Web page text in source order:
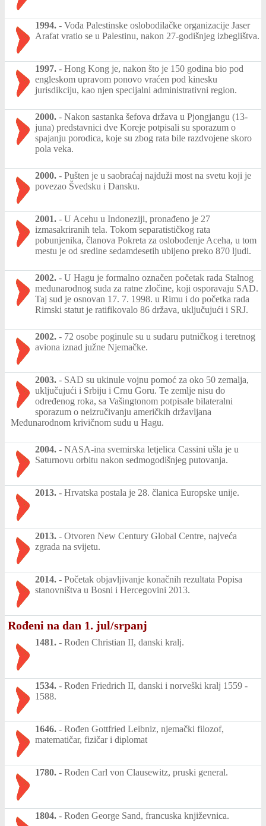
1994. - Vođa Palestinske oslobodilačke organizacije Jaser
Arafat vratio se u Palestinu, nakon 27-godišnjeg izbeglištva.
1997. - Hong Kong je, nakon što je 150 godina bio pod
engleskom upravom ponovo vraćen pod kinesku
jurisdikciju, kao njen specijalni administrativni region.
2000. - Nakon sastanka šefova država u Pjongjangu (13-
juna) predstavnici dve Koreje potpisali su sporazum o
spajanju porodica, koje su zbog rata bile razdvojene skoro
pola veka.
2000. - Pušten je u saobraćaj najduži most na svetu koji je
povezao Švedsku i Dansku.
2001. - U Acehu u Indoneziji, pronađeno je 27
izmasakriranih tela. Tokom separatističkog rata
pobunjenika, članova Pokreta za oslobođenje Aceha, u tom
mestu je od sredine sedamdesetih ubijeno preko 870 ljudi.
2002. - U Hagu je formalno označen početak rada Stalnog
međunarodnog suda za ratne zločine, koji osporavaju SAD.
Taj sud je osnovan 17. 7. 1998. u Rimu i do početka rada
Rimski statut je ratifikovalo 86 država, uključujući i SRJ.
2002. - 72 osobe poginule su u sudaru putničkog i teretnog
aviona iznad južne Njemačke.
2003. - SAD su ukinule vojnu pomoć za oko 50 zemalja,
uključujući i Srbiju i Crnu Goru. Te zemlje nisu do
određenog roka, sa Vašingtonom potpisale bilateralni
sporazum o neizručivanju američkih državljana
Međunarodnom krivičnom sudu u Hagu.
2004. - NASA-ina svemirska letjelica Cassini ušla je u
Saturnovu orbitu nakon sedmogodišnjeg putovanja.
2013. - Hrvatska postala je 28. članica Europske unije.
2013. - Otvoren New Century Global Centre, najveća
zgrada na svijetu.
2014. - Početak objavljivanje konačnih rezultata Popisa
stanovništva u Bosni i Hercegovini 2013.
Rođeni na dan 1. jul/srpanj
1481. - Rođen Christian II, danski kralj.
1534. - Rođen Friedrich II, danski i norveški kralj 1559 -
1588.
1646. - Rođen Gottfried Leibniz, njemački filozof,
matematičar, fizičar i diplomat
1780. - Rođen Carl von Clausewitz, pruski general.
1804. - Rođen George Sand, francuska književnica.